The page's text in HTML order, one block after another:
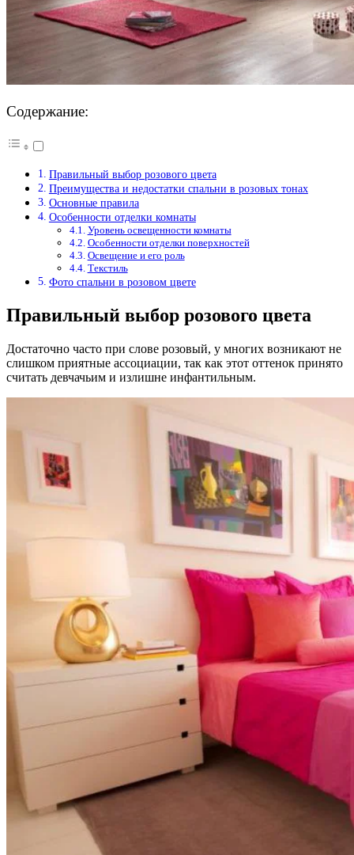
Содержание:
Правильный выбор розового цвета
Преимущества и недостатки спальни в розовых тонах
Основные правила
Особенности отделки комнаты
Уровень освещенности комнаты
Особенности отделки поверхностей
Освещение и его роль
Текстиль
Фото спальни в розовом цвете
Правильный выбор розового цвета
Достаточно часто при слове розовый, у многих возникают не
слишком приятные ассоциации, так как этот оттенок принято
считать девчачьим и излишне инфантильным.